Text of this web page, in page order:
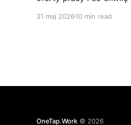
otwierasz formularz
31 maj 2026 10 min read
OneTap.Work© 2026